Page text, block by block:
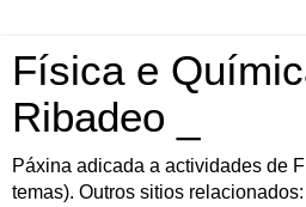
Física e
Ribadeo _
Páxina adicada a actividades de
temas). Outros sitios relacionados: